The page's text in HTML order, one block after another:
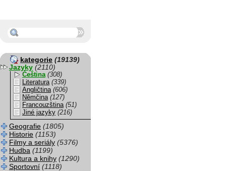
kategorie (19139)
Jazyky (2110)
Čeština (308)
Literatura (339)
Angličtina (606)
Němčina (127)
Francouzština (51)
Jiné jazyky (216)
Geografie (1805)
Historie (1153)
Filmy a seriály (5376)
Hudba (1199)
Kultura a knihy (1290)
Sportovní (1118)